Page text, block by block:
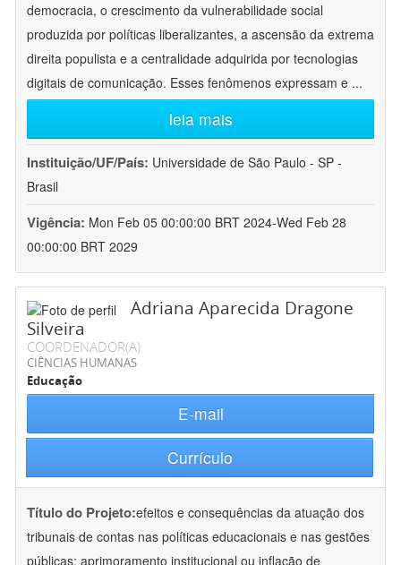
democracia, o crescimento da vulnerabilidade social
produzida por políticas liberalizantes, a ascensão da extrema
direita populista e a centralidade adquirida por tecnologias
digitais de comunicação. Esses fenômenos expressam e ...
leia mais
Instituição/UF/País: Universidade de São Paulo - SP -
Brasil
Vigência: Mon Feb 05 00:00:00 BRT 2024-Wed Feb 28
00:00:00 BRT 2029
Adriana Aparecida Dragone
Silveira
COORDENADOR(A)
CIÊNCIAS HUMANAS
Educação
E-mail
Currículo
Título do Projeto:efeitos e consequências da atuação dos
tribunais de contas nas políticas educacionais e nas gestões
públicas: aprimoramento institucional ou inflação de